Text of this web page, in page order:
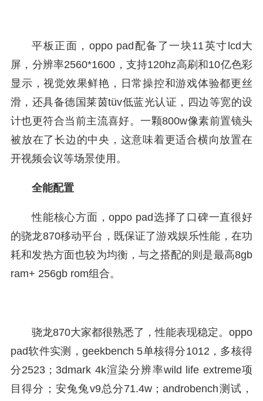
平板正面，oppo pad配备了一块11英寸lcd大
屏，分辨率2560*1600，支持120hz高刷和10亿色彩
显示，视觉效果鲜艳，日常操控和游戏体验都更丝
滑，还具备德国莱茵tüv低蓝光认证，四边等宽的设
计也更符合当前主流喜好。一颗800w像素前置镜头
被放在了长边的中央，这意味着更适合横向放置在
开视频会议等场景使用。
全能配置
性能核心方面，oppo pad选择了口碑一直很好
的骁龙870移动平台，既保证了游戏娱乐性能，在功
耗和发热方面也较为均衡，与之搭配的则是最高8gb
ram+ 256gb rom组合。
骁龙870大家都很熟悉了，性能表现稳定。oppo
pad软件实测，geekbench 5单核得分1012，多核得
分2523；3dmark 4k渲染分辨率wild life extreme项
目得分；安兔兔v9总分71.4w；androbench测试，